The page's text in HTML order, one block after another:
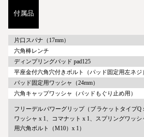
付属品
片口スパナ（17mm）
六角棒レンチ
ディンプリングパッド pad125
平座金付六角穴付きボルト（パッド固定用左ネジ）
パッド固定用ワッシャ（24mm）
六角キャップワッシャ（パッドもぐり止め用）
フリーデルパワーグリップ（ブラケットタイプQ
ワッシャ x 1、コマナット x 1、スプリングワッシ
用六角ボルト（M10）x 1）